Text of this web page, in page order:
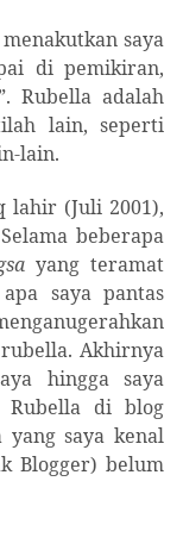
saya
di pemikiran,
Rubella adalah
lain, seperti
lain.
lahir (Juli 2001),
Selama beberapa
yang teramat
saya pantas
Akhirnya
hingga saya
Rubella di blog
saya kenal
Blogger) belum